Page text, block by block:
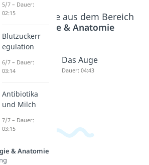
Inhalte aus dem Bereich
Physiologie & Anatomie
04:07
Das Ohr Das Auge
Dauer: 04:43
5/7 – Dauer:
02:15
Blutzuckerr
egulation
6/7 – Dauer:
03:14
Antibiotika
und Milch
7/7 – Dauer:
03:15
& Anatomie